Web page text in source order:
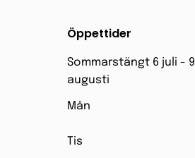
Öppettider
Sommarstängt 6 juli - 9
augusti
Mån
Tis